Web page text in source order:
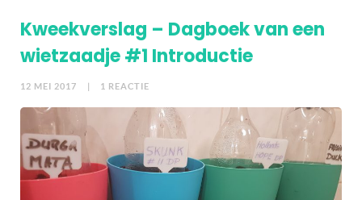
Kweekverslag – Dagboek van een
wietzaadje #1 Introductie
12 MEI 2017 | 1 REACTIE